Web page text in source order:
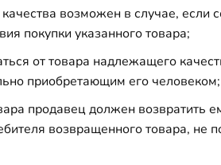
возможен в случае, если
покупки указанного товара;
от товара надлежащего
приобретающим его человеком;
продавец должен
возвращенного товара,